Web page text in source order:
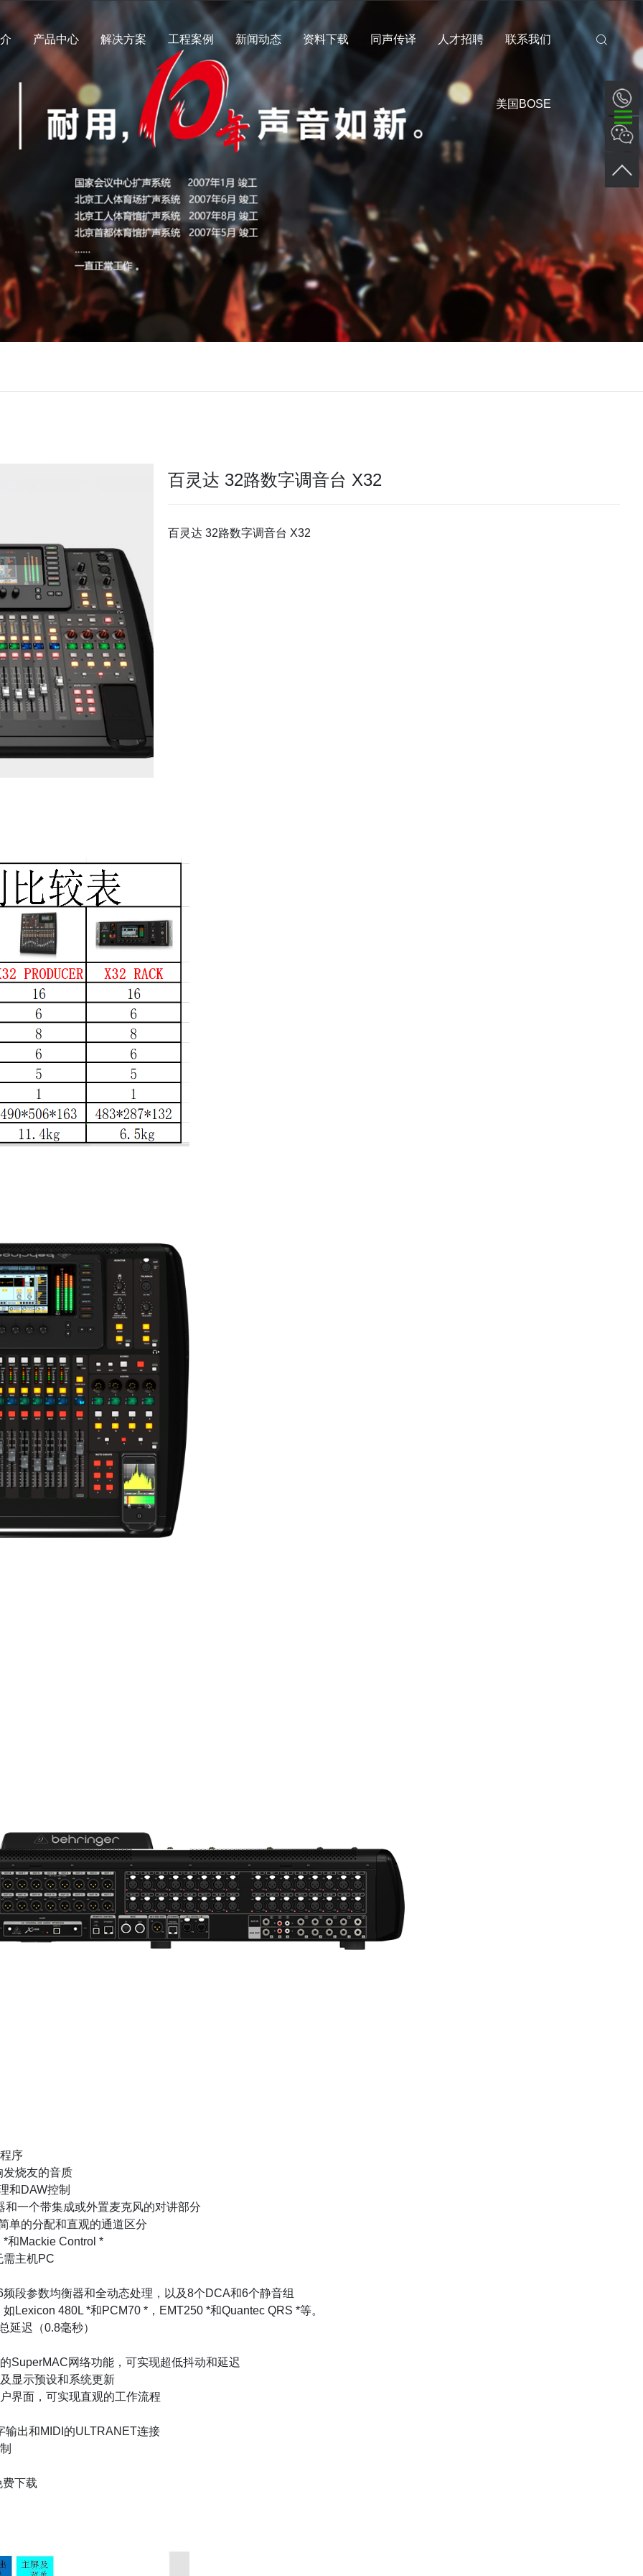
产品中心 解决方案 工程案例 新闻动态 资料下载 同声传译 人才招聘 联系我们
美国BOSE
百灵达 32路数字调音台 X32
百灵达 32路数字调音台 X32
序
发烧友的音质
和DAW控制
一个带集成或外置麦克风的对讲部分
单的分配和直观的通道区分
和Mackie Control *
需主机PC
段参数均衡器和全动态处理，以及8个DCA和6个静音组
Lexicon 480L *和PCM70 *，EMT250 *和Quantec QRS *等。
延迟（0.8毫秒）
SuperMAC网络功能，可实现超低抖动和延迟
显示预设和系统更新
界面，可实现直观的工作流程
出和MIDI的ULTRANET连接
费下载